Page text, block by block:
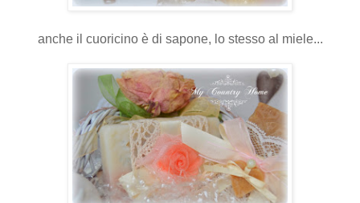
anche il cuoricino è di sapone, lo stesso al miele...